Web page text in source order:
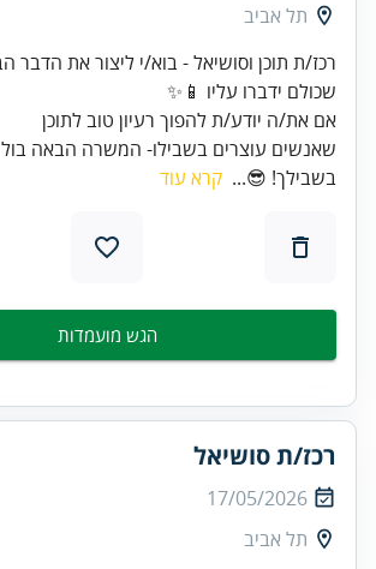
תל אביב
שאנשים עוצרים בשבילו- המשרה הבאה בול
בשבילך! 😎... קרא עוד
הגש מועמדות
רכז/ת סושיאל
17/05/2026
תל אביב